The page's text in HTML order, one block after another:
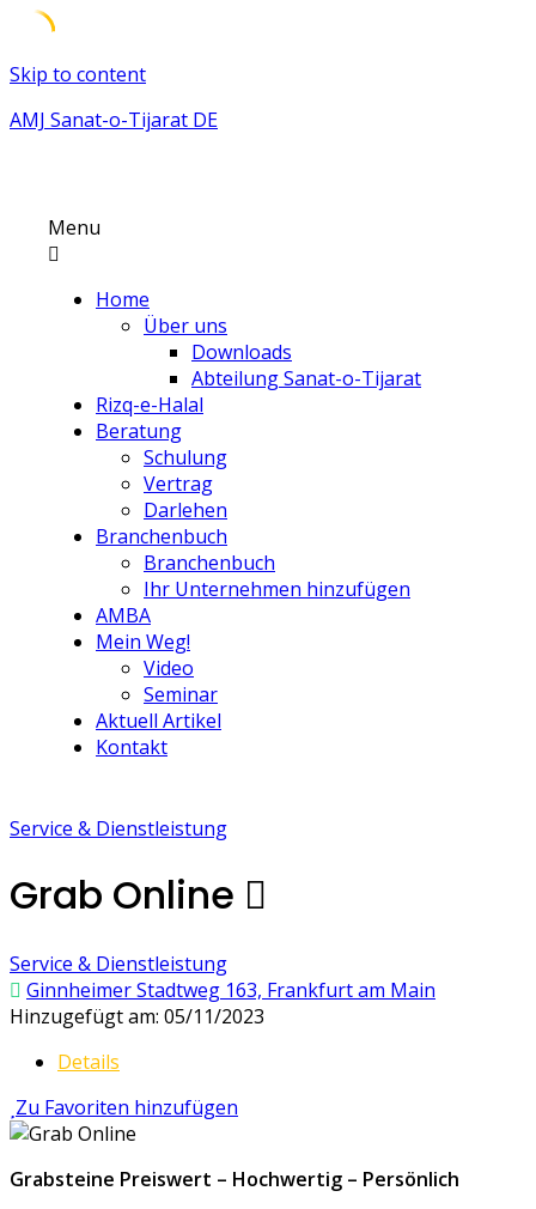
Skip to content
AMJ Sanat-o-Tijarat DE
Menu
Home
Über uns
Downloads
Abteilung Sanat-o-Tijarat
Rizq-e-Halal
Beratung
Schulung
Vertrag
Darlehen
Branchenbuch
Branchenbuch
Ihr Unternehmen hinzufügen
AMBA
Mein Weg!
Video
Seminar
Aktuell Artikel
Kontakt
Service & Dienstleistung
Grab Online
Service & Dienstleistung
Ginnheimer Stadtweg 163, Frankfurt am Main
Hinzugefügt am: 05/11/2023
Details
Zu Favoriten hinzufügen
Grabsteine Preiswert – Hochwertig – Persönlich